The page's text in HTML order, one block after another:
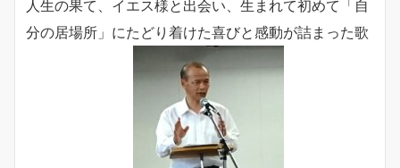
人生の果て、イエス様と出会い、生まれて初めて「自
分の居場所」にたどり着けた喜びと感動が詰まった歌